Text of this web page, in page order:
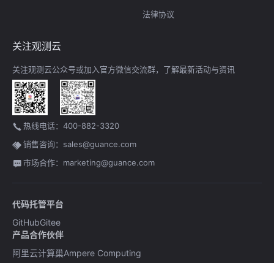
法律协议
关注观测云
关注观测云公众号或加入官方微信交流群，了解最新活动与资讯
热线电话：400-882-3320
销售咨询：sales@guance.com
市场合作：marketing@guance.com
代码托管平台
GitHubGitee
产品合作伙伴
阿里云计算巢Ampere Computing